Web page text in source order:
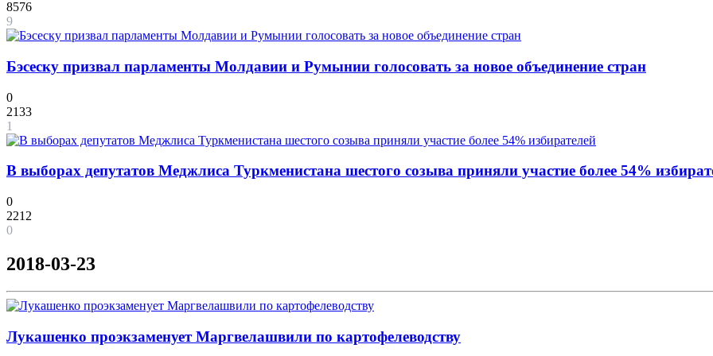
8576
9
Бэсеску призвал парламенты Молдавии и Румынии голосовать за новое объединение стран
0
2133
1
В выборах депутатов Меджлиса Туркменистана шестого созыва приняли участие более 54%
0
2212
0
2018-03-23
Лукашенко проэкзаменует Маргвелашвили по картофелеводству